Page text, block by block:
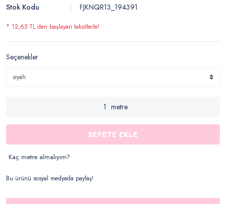
Stok Kodu
FJKNQR13_194391
* 12,65 TL den başlayan taksitlerle!
Seçenekler
metre
SEPETE EKLE
Kaç metre almalıyım?
Bu ürünü sosyal medyada paylaş!